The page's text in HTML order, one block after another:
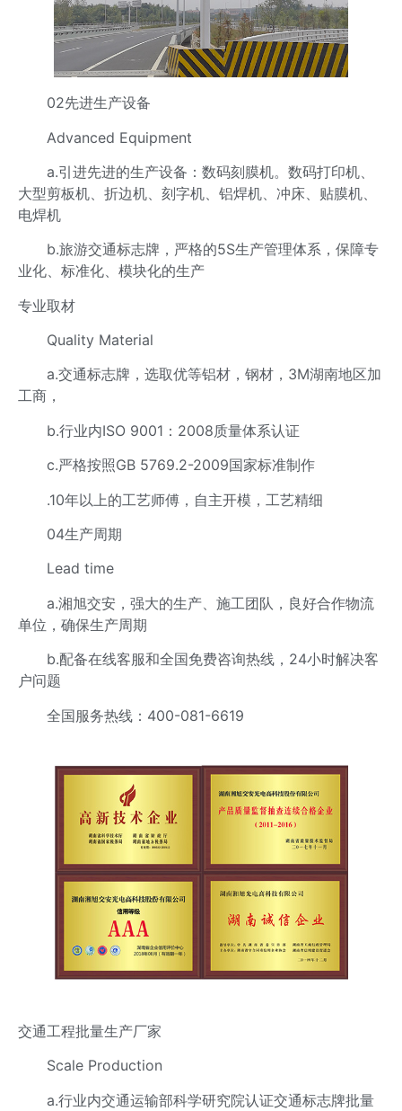
02先进生产设备
Advanced Equipment
a.引进先进的生产设备：数码刻膜机。数码打印机、
大型剪板机、折边机、刻字机、铝焊机、冲床、贴膜机、
电焊机
b.旅游交通标志牌，严格的5S生产管理体系，保障专
业化、标准化、模块化的生产
专业取材
Quality Material
a.交通标志牌，选取优等铝材，钢材，3M湖南地区加
工商，
b.行业内ISO 9001：2008质量体系认证
c.严格按照GB 5769.2-2009国家标准制作
.10年以上的工艺师傅，自主开模，工艺精细
04生产周期
Lead time
a.湘旭交安，强大的生产、施工团队，良好合作物流
单位，确保生产周期
b.配备在线客服和全国免费咨询热线，24小时解决客
户问题
全国服务热线：400-081-6619
交通工程批量生产厂家
Scale Production
a.行业内交通运输部科学研究院认证交通标志牌批量